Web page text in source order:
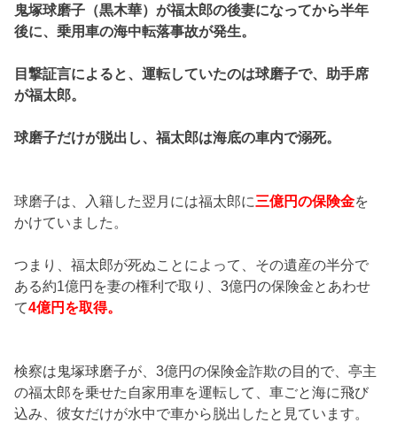
鬼塚球磨子（黒木華）が福太郎の後妻になってから半年
後に、乗用車の海中転落事故が発生。
目撃証言によると、運転していたのは球磨子で、助手席
が福太郎。
球磨子だけが脱出し、福太郎は海底の車内で溺死。
球磨子は、入籍した翌月には福太郎に三億円の保険金を
かけていました。
つまり、福太郎が死ぬことによって、その遺産の半分で
ある約1億円を妻の権利で取り、3億円の保険金とあわせ
て4億円を取得。
検察は鬼塚球磨子が、3億円の保険金詐欺の目的で、亭主
の福太郎を乗せた自家用車を運転して、車ごと海に飛び
込み、彼女だけが水中で車から脱出したと見ています。